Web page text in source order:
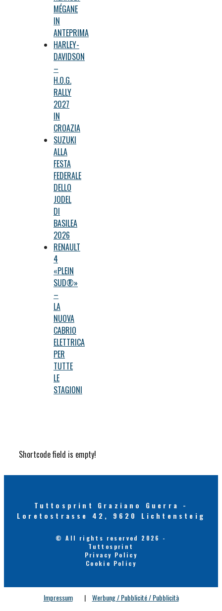
MÉGANE
IN
ANTEPRIMA
HARLEY-
DAVIDSON
–
H.O.G.
RALLY
2027
IN
CROAZIA
SUZUKI
ALLA
FESTA
FEDERALE
DELLO
JODEL
DI
BASILEA
2026
RENAULT
4
«PLEIN
SUD®»
–
LA
NUOVA
CABRIO
ELETTRICA
PER
TUTTE
LE
STAGIONI
Shortcode field is empty!
Tuttosprint Graziano Guerra -
Loretostrasse 42, 9620 Lichtensteig
© All rights reserved 2026 -
Tuttosprint
Privacy Policy
Cookie Policy
Impressum | Werbung / Pubblicité / Pubblicità